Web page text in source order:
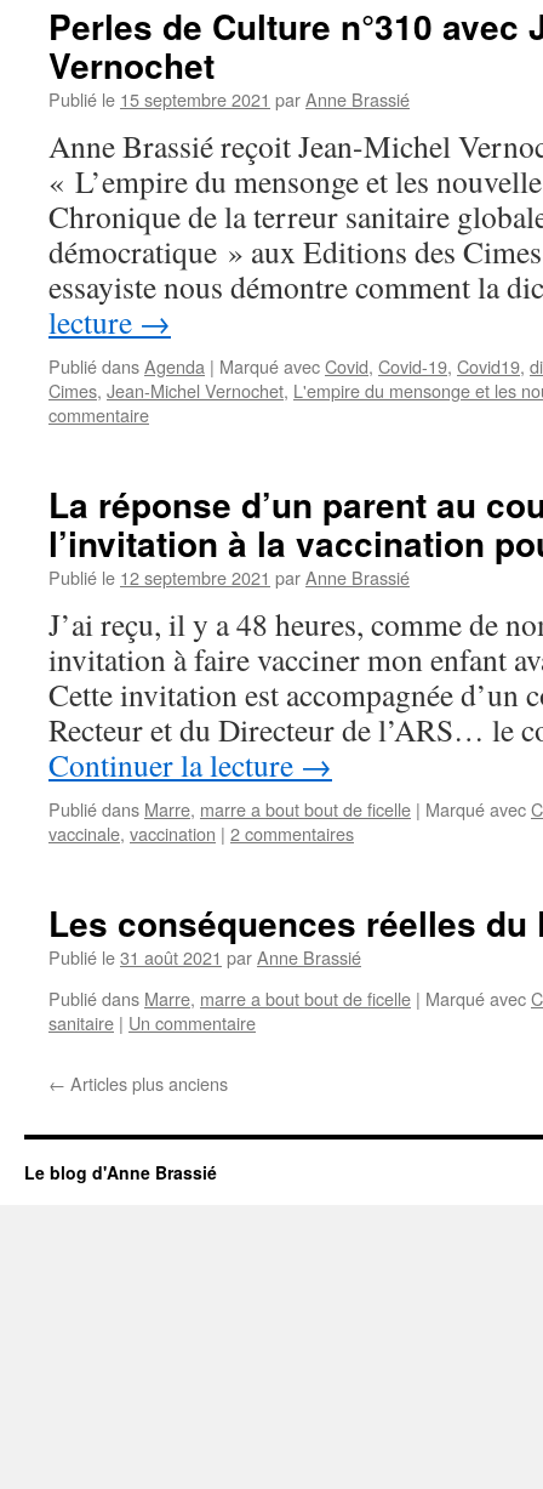
Perles de Culture n°310 avec
Vernochet
Publié le 15 septembre 2021 parAnne Brassié
Anne Brassié reçoit Jean-Michel
« L’empire du mensonge et les
Chronique de la terreur sanitaire
démocratique » aux Editions des
essayiste nous démontre comment la
lecture →
Publié dansAgenda | Marqué avecCovid, Covid-19, Covid19,
Cimes, Jean-Michel Vernochet, L'empire du mensonge et les
commentaire
La réponse d’un parent au
l’invitation à la vaccination
Publié le 12 septembre 2021 parAnne Brassié
J’ai reçu, il y a 48 heures, comme de
invitation à faire vacciner mon enfant
Cette invitation est accompagnée d’un
Recteur et du Directeur de l’ARS… le
Continuer la lecture →
Publié dans Marre, marre a bout bout de ficelle | Marqué avec
vaccinale, vaccination | 2 commentaires
Les conséquences réelles du
Publié le31 août 2021 parAnne Brassié
Publié dans Marre, marre a bout bout de ficelle | Marqué avec
sanitaire | Un commentaire
← Articles plus anciens
Le blog d'Anne Brassié